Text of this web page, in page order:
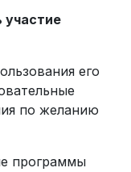
его
по желанию
программы